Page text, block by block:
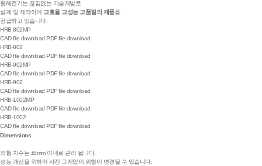
황해전기는 끊임없는 기술개발로
설계 및 제작하여 고효율 고성능 고품질의 제품을
공급하고 있습니다.
HRB-802MP
CAD file download PDF file download
HRB-802
CAD file download PDF file download
HRB-902MP
CAD file download PDF file download
HRB-902
CAD file download PDF file download
HRB-1002MP
CAD file download PDF file download
HRB-1002
CAD file download PDF file download
Dimensions
외형 치수는 ±5mm 이내로 관리 됩니다.
성능 개선을 위하여 사전 고지없이 외형이 변경될 수 있습니다.